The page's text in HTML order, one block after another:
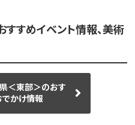
すすめイベント情報、美術
＜東部＞のおす
でかけ情報